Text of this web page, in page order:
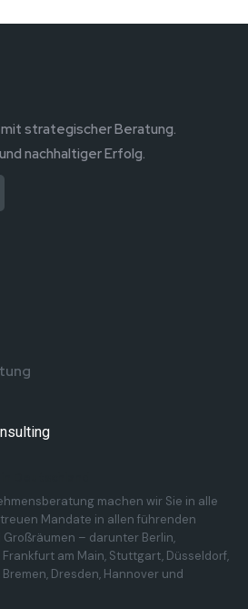
strategischer Beratung.
nachhaltiger Erfolg.
machen wir Sie in alle
Mandate in allen führenden
– darunter Berlin,
Frankfurt am Main, Stuttgart, Düsseldorf,
Dresden, Hannover und